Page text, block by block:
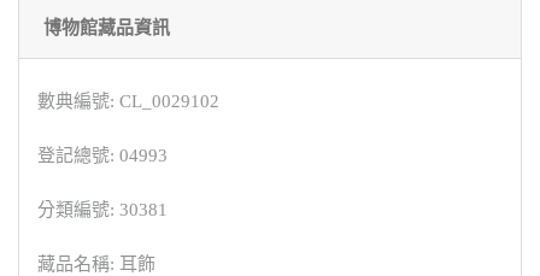
博物館藏品資訊
數典編號: CL_0029102
登記總號: 04993
分類編號: 30381
藏品名稱: 耳飾